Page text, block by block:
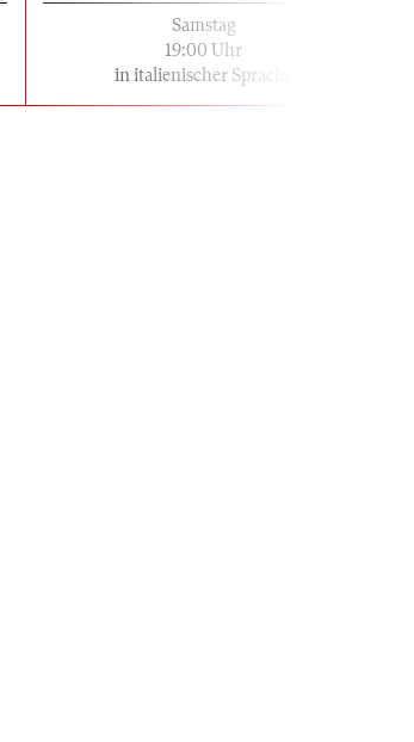
Samstag
19:00 Uhr
in italienischer Sprache